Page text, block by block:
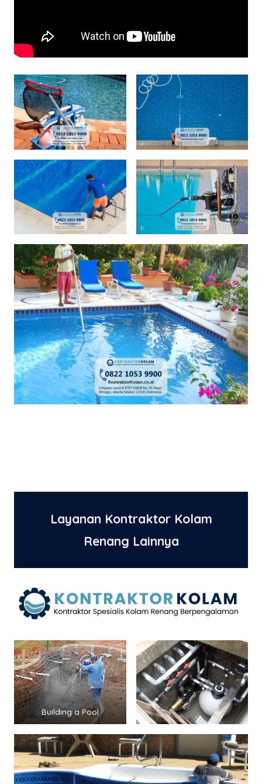
Layanan Kontraktor Kolam
Renang Lainnya
Building a Pool